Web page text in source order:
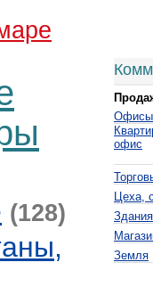
(128)
Офисы
офис
Цеха,
Здания
Земля